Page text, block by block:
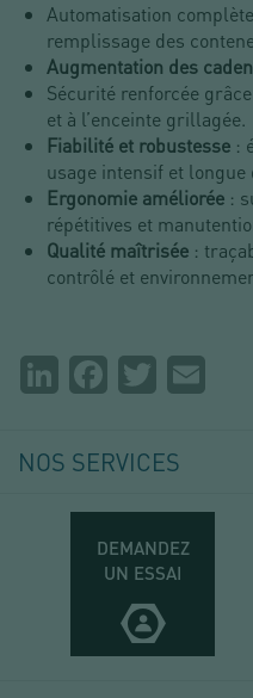
Automatisation
remplissage des
Augmentation des
Sécurité renforcée
et à l’enceinte grillagée.
Fiabilité et robustesse :
usage intensif et longue
Ergonomie améliorée :
répétitives et
Qualité maîtrisée :
contrôlé et
Partager
page
LinkedInFacebookTwitter
NOS SERVICES
DEMANDEZ
UN ESSAI